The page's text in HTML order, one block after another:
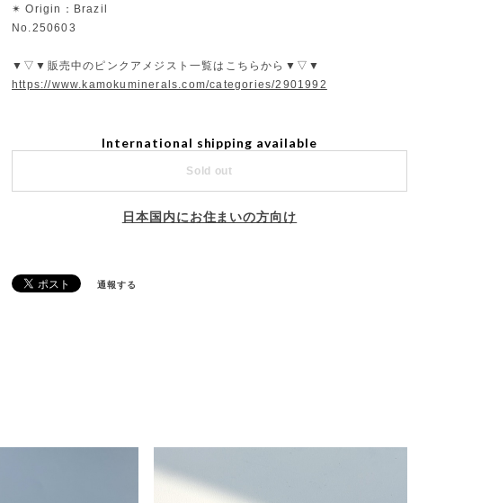
✴︎ Origin：Brazil
No.250603
▼▽▼販売中のピンクアメジスト一覧はこちらから▼▽▼
https://www.kamokuminerals.com/categories/2901992
International shipping available
Sold out
日本国内にお住まいの方向け
通報する